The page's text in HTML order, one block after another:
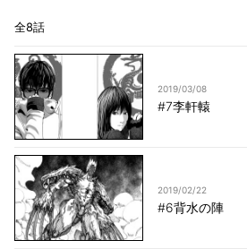
全8話
2019/03/08
#7李軒轅
2019/02/22
#6背水の陣